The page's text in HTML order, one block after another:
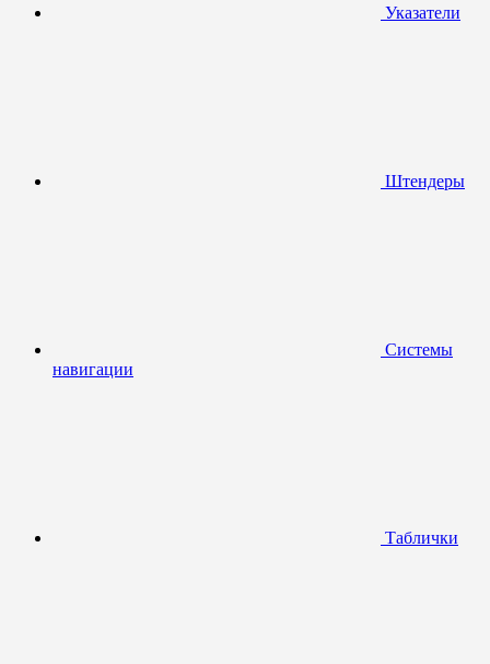
Указатели
Штендеры
Системы
навигации
Таблички